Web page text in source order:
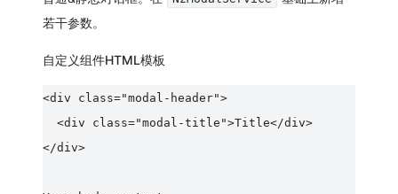
若干参数。
自定义组件HTML模板
<div class="modal-header">
  <div class="modal-title">Title</div>
</div>